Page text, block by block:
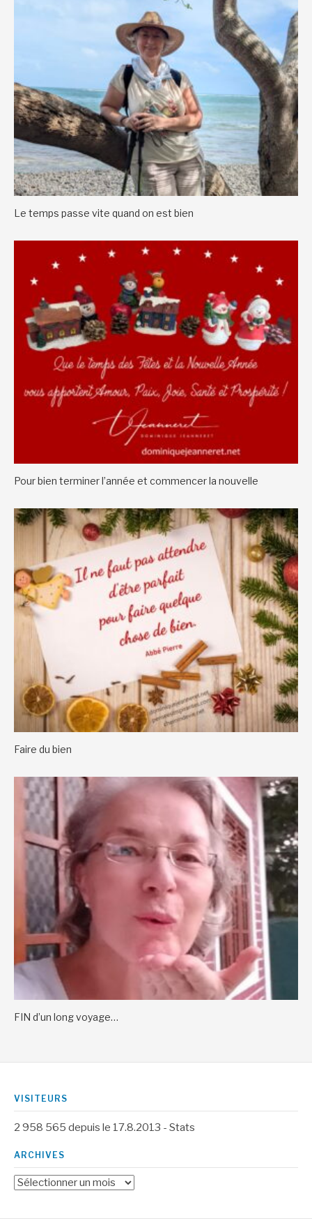
Le temps passe vite quand on est bien
Pour bien terminer l’année et commencer la nouvelle
Faire du bien
FIN d’un long voyage…
VISITEURS
2 958 565 depuis le 17.8.2013 - Stats
ARCHIVES
Archives